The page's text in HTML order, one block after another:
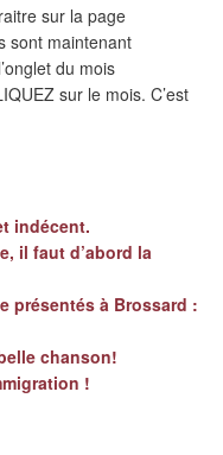
sur la page
sont maintenant
du mois
sur le mois. C’est
indécent.
il faut d’abord la
présentés à Brossard :
chanson!
!